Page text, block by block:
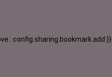
: config.sharing.bookmark.add }}